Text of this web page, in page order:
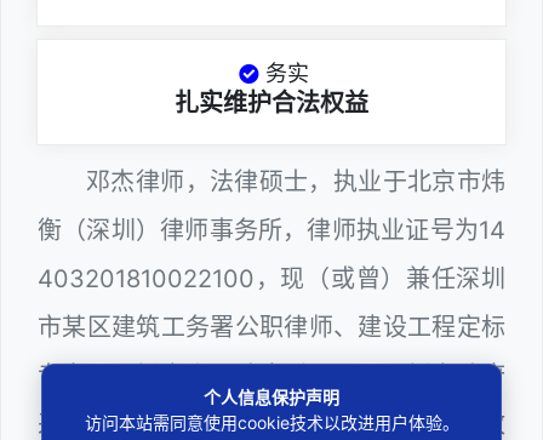
务实
扎实维护合法权益
邓杰律师，法律硕士，执业于北京市炜
衡（深圳）律师事务所，律师执业证号为14
403201810022100，现（或曾）兼任深圳
市某区建筑工务署公职律师、建设工程定标
专家、深圳市人民政府听证员、深圳市政府
采购评审专家（法律类），在建筑工务、政
个人信息保护声明
访问本站需同意使用cookie技术以改进用户体验。